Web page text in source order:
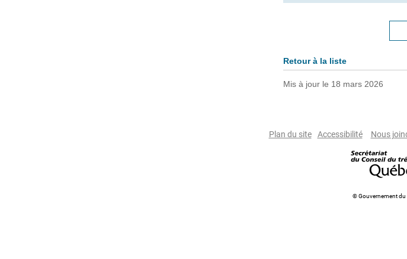
Retour à la liste
Mis à jour le 18 mars 2026
Plan du site Accessibilité Nous
© Gouvernement du